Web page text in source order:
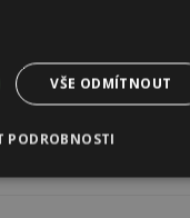
VŠE ODMÍTNOUT
PODROBNOSTI